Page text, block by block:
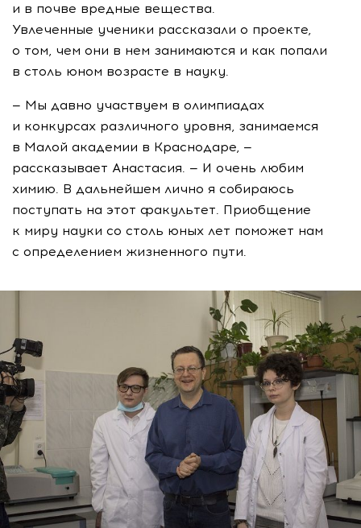
и в почве вредные вещества.
Увлеченные ученики рассказали о проекте,
о том, чем они в нем занимаются и как попали
в столь юном возрасте в науку.
— Мы давно участвуем в олимпиадах
и конкурсах различного уровня, занимаемся
в Малой академии в Краснодаре, —
рассказывает Анастасия. — И очень любим
химию. В дальнейшем лично я собираюсь
поступать на этот факультет. Приобщение
к миру науки со столь юных лет поможет нам
с определением жизненного пути.